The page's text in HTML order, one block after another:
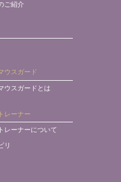
ご紹介
ウスガード
ウスガードとは
レーナー
レーナーについて
リ